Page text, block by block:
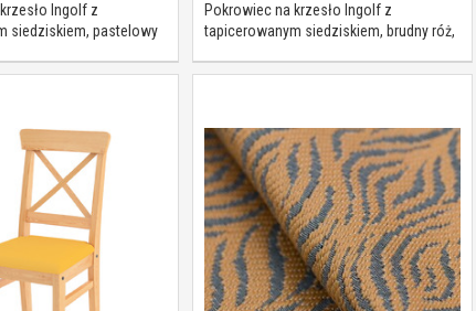
Ingolf z
siedziskiem, pastelowy
Pokrowiec na krzesło Ingolf z
tapicerowanym siedziskiem, brudny róż,